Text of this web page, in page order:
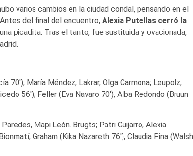
varios cambios en la ciudad condal, pensando en el
del final del encuentro, Alexia Putellas cerró la
picadita. Tras el tanto, fue sustituida y ovacionada,
70′), María Méndez, Lakrar, Olga Carmona; Leupolz,
56′); Feller (Eva Navaro 70′), Alba Redondo (Bruun
Mapi León, Brugts; Patri Guijarro, Alexia
Graham (Kika Nazareth 76′), Claudia Pina (Walsh